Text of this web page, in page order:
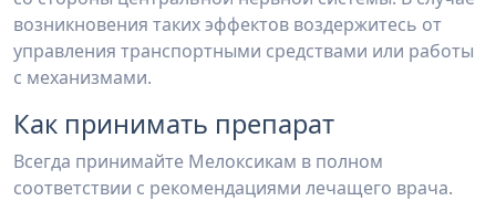
возникновения таких эффектов воздержитесь от
управления транспортными средствами или работы
с механизмами.
Как принимать препарат
Всегда принимайте Мелоксикам в полном
соответствии с рекомендациями лечащего врача.